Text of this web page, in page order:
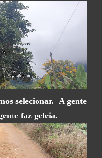
selecionar. A gente
faz geleia.